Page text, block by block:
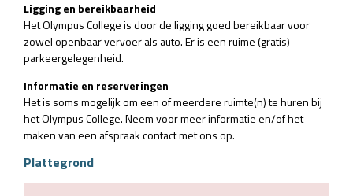
Ligging en bereikbaarheid
Het Olympus College is door de ligging goed bereikbaar voor
zowel openbaar vervoer als auto. Er is een ruime (gratis)
parkeergelegenheid.
Informatie en reserveringen
Het is soms mogelijk om een of meerdere ruimte(n) te huren bij
het Olympus College. Neem voor meer informatie en/of het
maken van een afspraak contact met ons op.
Plattegrond